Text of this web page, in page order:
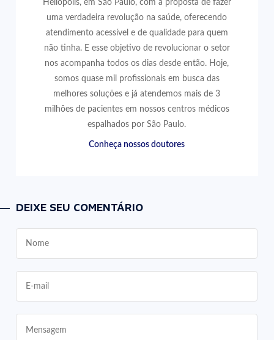
Heliópolis, em São Paulo, com a proposta de fazer
uma verdadeira revolução na saúde, oferecendo
atendimento acessível e de qualidade para quem
não tinha. E esse objetivo de revolucionar o setor
nos acompanha todos os dias desde então. Hoje,
somos quase mil profissionais em busca das
melhores soluções e já atendemos mais de 3
milhões de pacientes em nossos centros médicos
espalhados por São Paulo.
Conheça nossos doutores
DEIXE SEU COMENTÁRIO